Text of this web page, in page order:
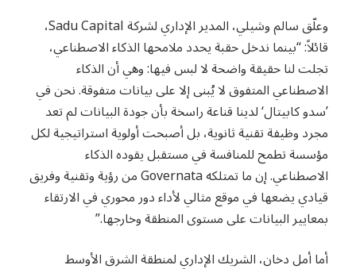
وعلّق سالم وشيلي، المدير الإداري لشركة Sadu Capital،
قائلاً: “بينما ندخل حقبة يحدد ملامحها الذكاء الاصطناعي،
تجلت لنا حقيقة واضحة لا لبس فيها: وهي أن الذكاء
الاصطناعي المتفوق لا يُبنى إلا على بيانات متفوقة. نحن في
’سدو كابيتال‘ لدينا قناعة راسخة بأن جودة البيانات لم تعد
مجرد وظيفة تقنية ثانوية، بل أصبحت أولوية استراتيجية لكل
مؤسسة تطمح للمنافسة في مستقبل يقوده الذكاء
الاصطناعي. إن ما تمتلكه Governata من رؤية وتقنية وفريق
قيادي يضعها في موقع مثالي لأداء دور محوري في الارتقاء
بمعايير البيانات على مستوى المنطقة وخارجها.”
أما أمل دخان، الشريك الإداري لمنطقة الشرق الأوسط